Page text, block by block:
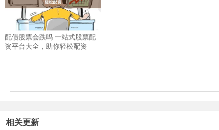
配债股票会跌吗 一站式股票配
资平台大全，助你轻松配资
相关更新